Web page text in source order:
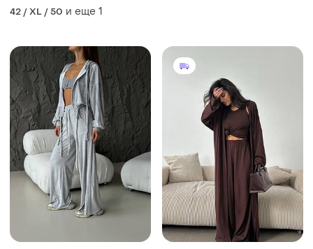
42 / XL / 50 и еще 1